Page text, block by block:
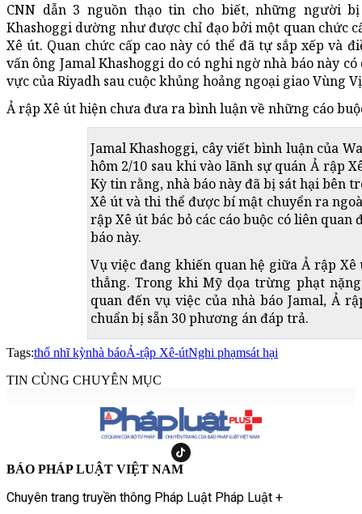
CNN dẫn 3 nguồn thạo tin cho biết, những người
Khashoggi dường như được chỉ đạo bởi một quan chức
Xê út. Quan chức cấp cao này có thể đã tự sắp xếp và
vấn ông Jamal Khashoggi do có nghi ngờ nhà báo này
vực của Riyadh sau cuộc khủng hoảng ngoại giao Vùng
Ả rập Xê út hiện chưa đưa ra bình luận về những cáo
Jamal Khashoggi, cây viết bình luận của
hôm 2/10 sau khi vào lãnh sự quán Ả rập
Kỳ tin rằng, nhà báo này đã bị sát hại bên
Xê út và thi thể được bí mật chuyển ra
rập Xê út bác bỏ các cáo buộc có liên quan
báo này.
Vụ việc đang khiến quan hệ giữa Ả rập
thẳng. Trong khi Mỹ dọa trừng phạt
quan đến vụ việc của nhà báo Jamal, Ả
chuẩn bị sẵn 30 phương án đáp trả.
Tags:thổ nhĩ kỳnhà báoẢ-rập Xê-útNghi phạmsát hại
TIN CÙNG CHUYÊN MỤC
BÁO PHÁP LUẬT VIỆT NAM
Chuyên trang truyền thông Pháp Luật Pháp Luật +